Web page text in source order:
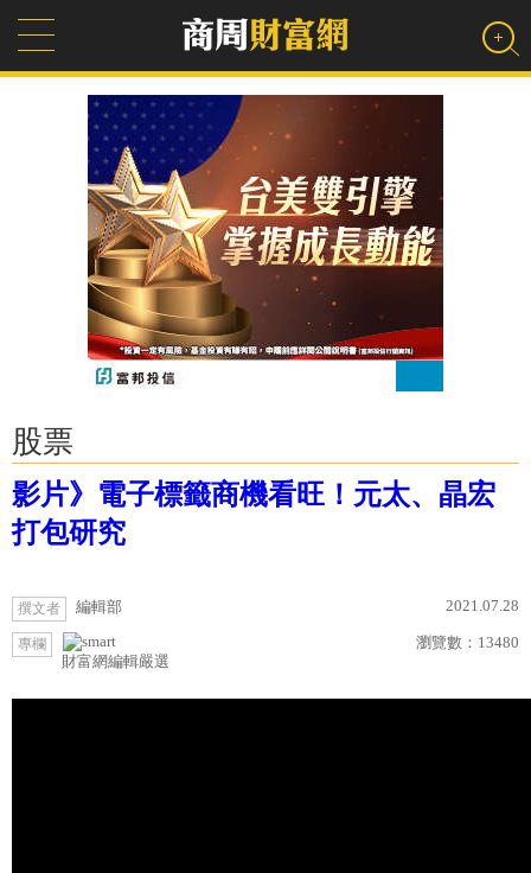
股票
影片》電子標籤商機看旺！元太、晶宏
打包研究
撰文者 編輯部 2021.07.28
專欄
財富網編輯嚴選
瀏覽數： 13480